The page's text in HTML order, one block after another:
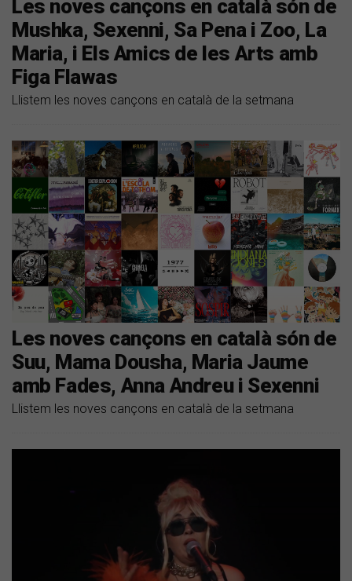
Les noves cançons en català són de
Mushka, Sexenni, Sa Pena i Zoo, La
Maria, i Els Amics de les Arts amb
Figa Flawas
Llistem les noves cançons en català de la setmana
Les noves cançons en català són de
Suu, Mama Dousha, Maria Jaume
amb Fades, Anna Andreu i Sexenni
Llistem les noves cançons en català de la setmana